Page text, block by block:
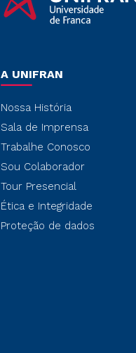
A UNIFRAN
Nossa História
Sala de Imprensa
Trabalhe Conosco
Sou Colaborador
Tour Presencial
Ética e Integridade
Proteção de dados